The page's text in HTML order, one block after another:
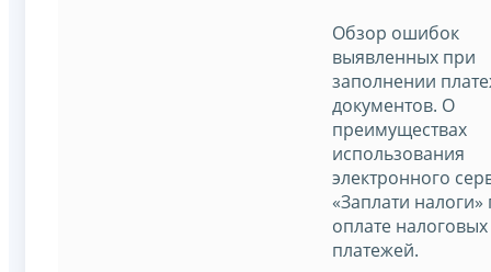
Обзор ошибок
выявленных при
заполнении
документов. О
преимуществах
использования
электронного
«Заплати налоги»
оплате налоговых
платежей.